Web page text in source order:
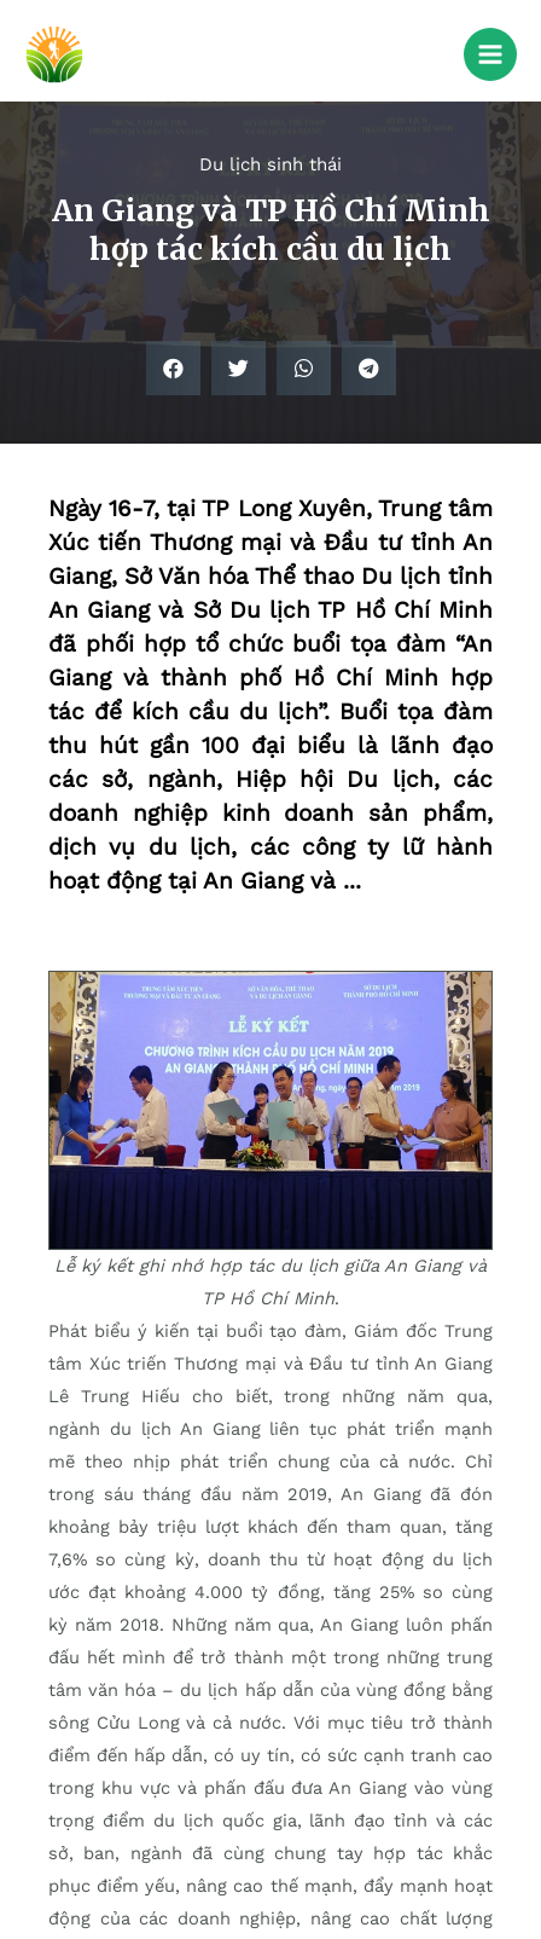
Du lịch sinh thái
An Giang và TP Hồ Chí Minh
hợp tác kích cầu du lịch
Ngày 16-7, tại TP Long Xuyên, Trung tâm
Xúc tiến Thương mại và Đầu tư tỉnh An
Giang, Sở Văn hóa Thể thao Du lịch tỉnh
An Giang và Sở Du lịch TP Hồ Chí Minh
đã phối hợp tổ chức buổi tọa đàm “An
Giang và thành phố Hồ Chí Minh hợp
tác để kích cầu du lịch”. Buổi tọa đàm
thu hút gần 100 đại biểu là lãnh đạo
các sở, ngành, Hiệp hội Du lịch, các
doanh nghiệp kinh doanh sản phẩm,
dịch vụ du lịch, các công ty lữ hành
hoạt động tại An Giang và ...
Lễ ký kết ghi nhớ hợp tác du lịch giữa An Giang và
TP Hồ Chí Minh.
Phát biểu ý kiến tại buổi tạo đàm, Giám đốc Trung
tâm Xúc triến Thương mại và Đầu tư tỉnh An Giang
Lê Trung Hiếu cho biết, trong những năm qua,
ngành du lịch An Giang liên tục phát triển mạnh
mẽ theo nhịp phát triển chung của cả nước. Chỉ
trong sáu tháng đầu năm 2019, An Giang đã đón
khoảng bảy triệu lượt khách đến tham quan, tăng
7,6% so cùng kỳ, doanh thu từ hoạt động du lịch
ước đạt khoảng 4.000 tỷ đồng, tăng 25% so cùng
kỳ năm 2018. Những năm qua, An Giang luôn phấn
đấu hết mình để trở thành một trong những trung
tâm văn hóa – du lịch hấp dẫn của vùng đồng bằng
sông Cửu Long và cả nước. Với mục tiêu trở thành
điểm đến hấp dẫn, có uy tín, có sức cạnh tranh cao
trong khu vực và phấn đấu đưa An Giang vào vùng
trọng điểm du lịch quốc gia, lãnh đạo tỉnh và các
sở, ban, ngành đã cùng chung tay hợp tác khắc
phục điểm yếu, nâng cao thế mạnh, đẩy mạnh hoạt
động của các doanh nghiệp, nâng cao chất lượng